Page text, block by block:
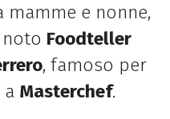
e nonne,
Foodteller
, famoso per
Masterchef.